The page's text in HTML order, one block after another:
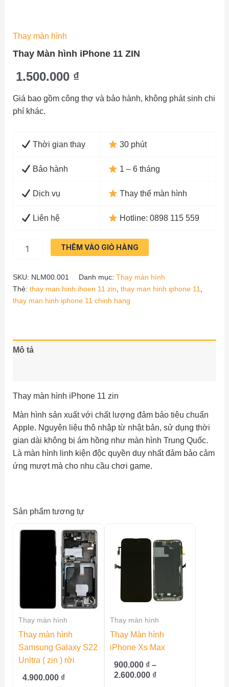
Thay màn hình
Thay Màn hình iPhone 11 ZIN
1.500.000 ₫
Giá bao gồm công thợ và bảo hành, không phát sinh chi
phí khác.
Thời gian thay 30 phút
Bảo hành 1 – 6 tháng
Dịch vụ Thay thế màn hình
Liên hệ Hotline: 0898 115 559
iPhone
số
THÊM VÀO GIỎ HÀNG
SKU: NLM00.001 Danh mục: Thay màn hình
Thẻ: thay man hinh ihoen 11 zin, thay man hinh iphone 11,
thay man hinh iphone 11 chinh hang
Mô tả
Thay màn hình iPhone 11 zin
Màn hình sản xuất với chất lượng đảm bảo tiêu chuẩn
Apple. Nguyên liệu thô nhập từ nhật bản, sử dụng thời
gian dài không bị ám hồng như màn hình Trung Quốc.
Là màn hình linh kiện độc quyền duy nhất đảm bảo cảm
ứng mượt mà cho nhu cầu chơi game.
Sản phẩm tương tự
Thay màn hình
Thay màn hình
Samsung Galaxy S22
Unltra ( zin ) rời
4.900.000 ₫
Thay màn hình
Thay Màn hình
iPhone Xs Max
900.000 ₫ –
2.600.000 ₫Khoảng